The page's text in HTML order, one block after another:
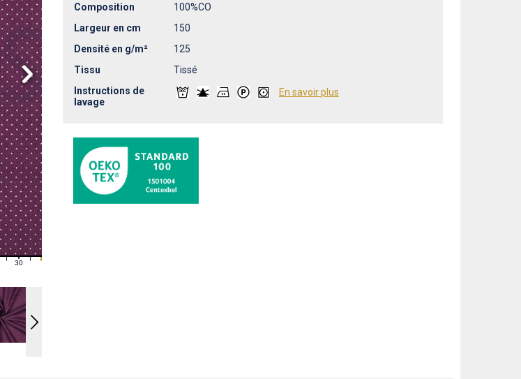
29 30 31
Composition
100%CO
Largeur en cm
150
Densité en g/m²
125
Tissu
Tissé
Instructions de
lavage
En savoir plus